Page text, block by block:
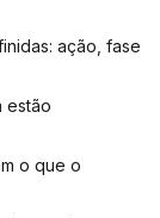
ação, fase
estão
o que o